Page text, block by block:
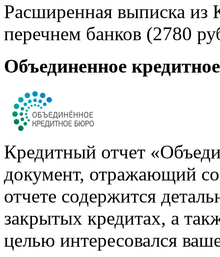
Расширенная выписка из
перечнем банков (2780
Объединенное
Кредитный отчет
документ, отражающий
отчете содержится
закрытых кредитах, а
целью интересовался